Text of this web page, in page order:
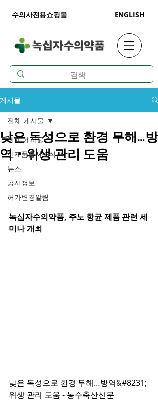
수의사전용쇼핑몰 ENGLISH
게시물
전체 게시물
신제품출시소식
뉴스
공시정보
허가변경알림
전체 게시물
낮은 독성으로 환경 무해…방
역‧위생 관리 도움
녹십자수의약품, 주노 항균 제품 관련 세
미나 개최
낮은 독성으로 환경 무해…방역&#8231;
위생 관리 도움 - 농수축산신문